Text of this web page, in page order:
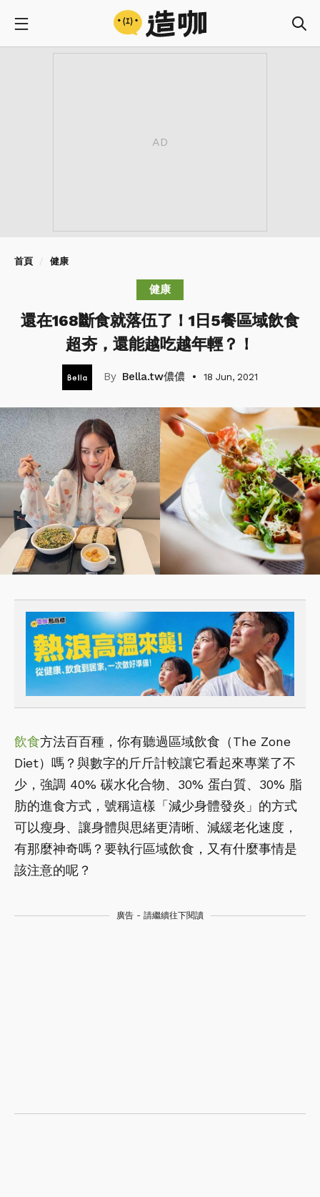
首頁 健康
健康
還在168斷食就落伍了！1日5餐區域飲食
超夯，還能越吃越年輕？！
Bella.tw儂儂 18 Jun, 2021
飲食方法百百種，你有聽過區域飲食（The Zone
Diet）嗎？與數字的斤斤計較讓它看起來專業了不
少，強調 40% 碳水化合物、30% 蛋白質、30% 脂
肪的進食方式，號稱這樣「減少身體發炎」的方式
可以瘦身、讓身體與思緒更清晰、減緩老化速度，
有那麼神奇嗎？要執行區域飲食，又有什麼事情是
該注意的呢？
廣告 - 請繼續往下閱讀